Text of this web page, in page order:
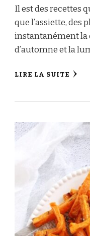
Il est des recettes
que l’assiette, des
instantanément la
d’automne et la
LIRE LA SUITE